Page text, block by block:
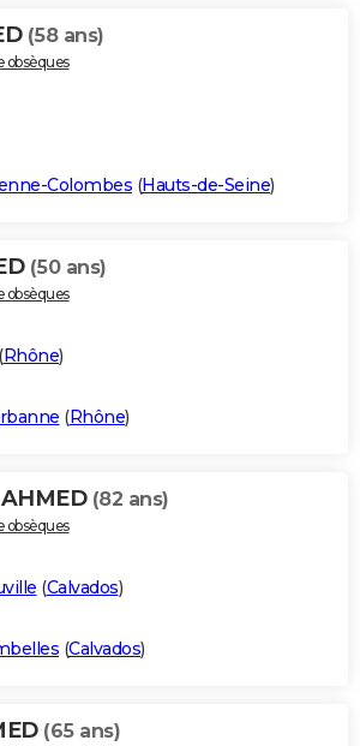
(58 ans)
obsèques
Colombes (Hauts-de-Seine)
(50 ans)
obsèques
(Rhône)
(Rhône)
(82 ans)
obsèques
(Calvados)
(Calvados)
(65 ans)